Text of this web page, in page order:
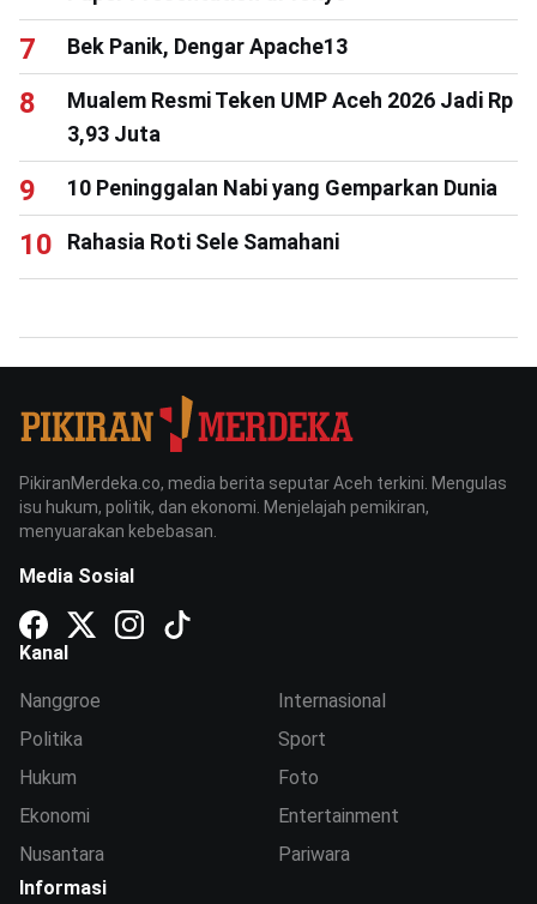
Bek Panik, Dengar Apache13
Mualem Resmi Teken UMP Aceh 2026 Jadi Rp
3,93 Juta
10 Peninggalan Nabi yang Gemparkan Dunia
Rahasia Roti Sele Samahani
PikiranMerdeka.co, media berita seputar Aceh terkini. Mengulas
isu hukum, politik, dan ekonomi. Menjelajah pemikiran,
menyuarakan kebebasan.
Media Sosial
Kanal
Nanggroe
Politika
Hukum
Ekonomi
Nusantara
Internasional
Sport
Foto
Entertainment
Pariwara
Informasi